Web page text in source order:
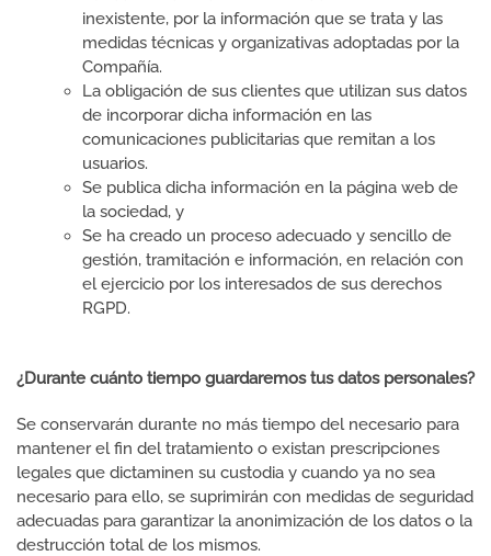
inexistente, por la información que se trata y las
medidas técnicas y organizativas adoptadas por la
Compañía.
La obligación de sus clientes que utilizan sus datos
de incorporar dicha información en las
comunicaciones publicitarias que remitan a los
usuarios.
Se publica dicha información en la página web de
la sociedad, y
Se ha creado un proceso adecuado y sencillo de
gestión, tramitación e información, en relación con
el ejercicio por los interesados de sus derechos
RGPD.
¿Durante cuánto tiempo guardaremos tus datos personales?
Se conservarán durante no más tiempo del necesario para
mantener el fin del tratamiento o existan prescripciones
legales que dictaminen su custodia y cuando ya no sea
necesario para ello, se suprimirán con medidas de seguridad
adecuadas para garantizar la anonimización de los datos o la
destrucción total de los mismos.